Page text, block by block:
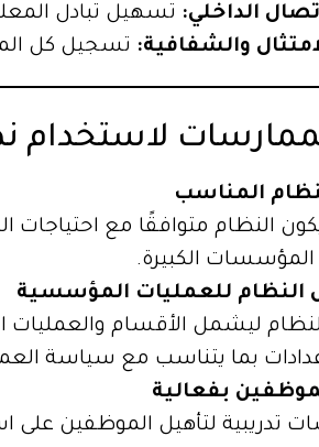
الداخلي: تسهيل تبادل
والشفافية: تسجيل كل
لاستخدام
المناسب
النظام متوافقًا مع احتياجات
المؤسسات الكبيرة.
للعمليات المؤسسية
ليشمل الأقسام
بما يتناسب مع سياسة
بفعالية
تدريبية لتأهيل الموظفين على